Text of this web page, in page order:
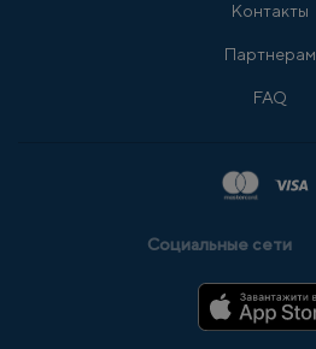
Контакты
Партнерам
FAQ
Социальные сети